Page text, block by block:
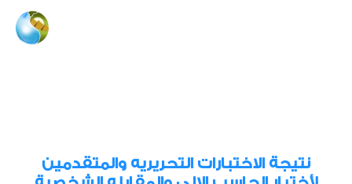
نتيجة الاختبارات التحريريه والمتقدمين